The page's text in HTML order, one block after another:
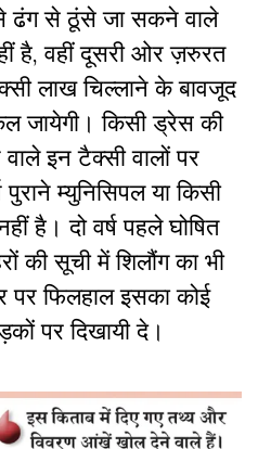
ढंग से ठूंसे जा सकने वाले
है, वहीं दूसरी ओर ज़रुरत
लाख चिल्लाने के बावजूद
जायेगी। किसी ड्रेस की
इन टैक्सी वालों पर
म्युनिसिपल या किसी
है। दो वर्ष पहले घोषित
की सूची में शिलौंग का भी
पर फिलहाल इसका कोई
पर दिखायी दे।